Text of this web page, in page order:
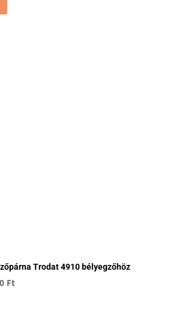
Trodat 4910 bélyegzőhöz
FtCurrent